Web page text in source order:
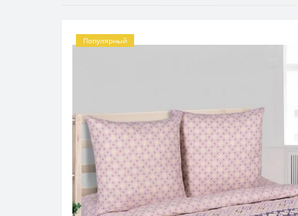
Популярный